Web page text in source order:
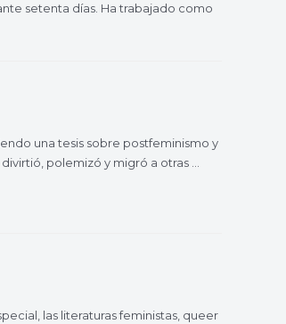
setenta días. Ha trabajado como
una tesis sobre postfeminismo y
polemizó y migró a otras …
las literaturas feministas, queer